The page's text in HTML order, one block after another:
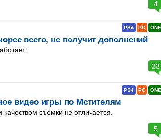
4
ONE
PC
PS4
всего, не получит дополнений
23
ONE
PC
PS4
видео игры по Мстителям
съемки не отличается.
5